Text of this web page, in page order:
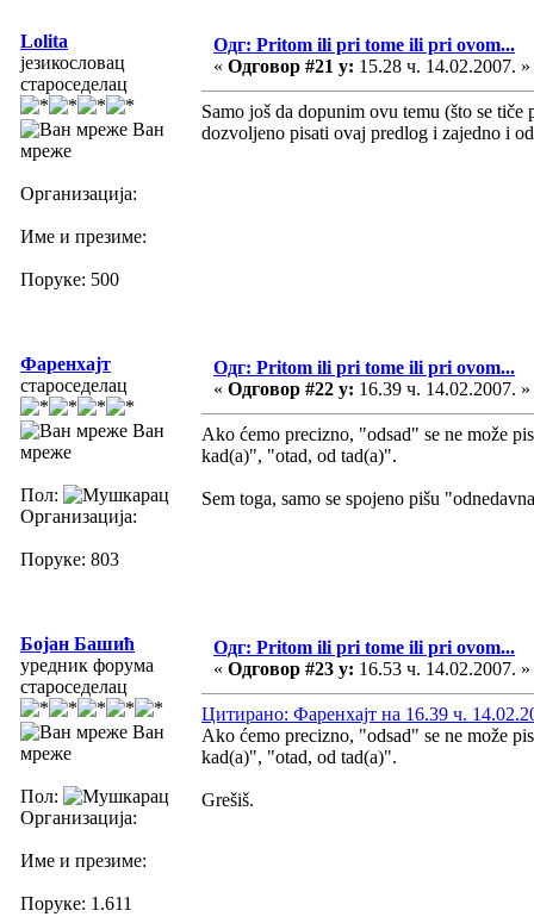
Lolita
језикословац
староседелац
Ван
мреже
Организација:
Име и презиме:
Поруке: 500
Одг: Pritom ili pri tome ili pri ovom...
« Одговор #21 у: 15.28 ч. 14.02.2007. »
Samo još da dopunim ovu temu (što se tiče
dozvoljeno pisati ovaj predlog i zajedno i
Фаренхајт
староседелац
Ван
мреже
Пол:
Организација:
Поруке: 803
Одг: Pritom ili pri tome ili pri ovom...
« Одговор #22 у: 16.39 ч. 14.02.2007. »
Ako ćemo precizno, "odsad" se ne može
kad(a)", "otad, od tad(a)".
Sem toga, samo se spojeno pišu
Бојан Башић
уредник форума
староседелац
Ван
мреже
Пол:
Организација:
Име и презиме:
Поруке: 1.611
Одг: Pritom ili pri tome ili pri ovom...
« Одговор #23 у: 16.53 ч. 14.02.2007. »
Цитирано: Фаренхајт на 16.39 ч.
Ako ćemo precizno, "odsad" se ne može
kad(a)", "otad, od tad(a)".
Grešiš.